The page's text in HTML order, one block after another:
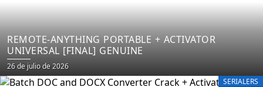
REMOTE-ANYTHING PORTABLE + ACTIVATOR
UNIVERSAL [FINAL] GENUINE
26 de julio de 2026
SERIALERS